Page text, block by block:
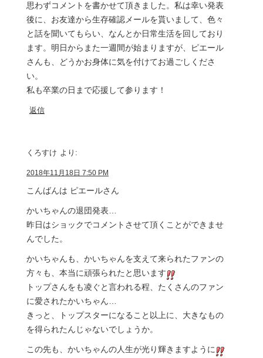
思わずコメントを書かせて頂きました。私は幸い発表
後に、お友達から生存確認メールを貰いまして、色々
と話を聞いてもらい、なんとか日常生活を回しており
ます。明日からまた一週間が始まりますが、ピエール
さんも、どうかお身体に気を付けてお過ごしくださ
い。
私も卒業の日まで応援して参ります！
返信
くろすけ より:
2018年11月18日 7:50 PM
こんばんは ピエールさん
かいちゃんの退団発表…
昨日はショックでコメントさせて頂くことができませ
んでした。
かいちゃんも、かいちゃんを支えて来られたファンの
方々も、本当に頑張られたと思います
トップさんをも凌ぐと言われる程、たくさんのファン
に愛されたかいちゃん…
きっと、トップスターになること以上に、大きなもの
を得られたんじゃないでしょうか。
この先も、かいちゃんの人生が光り輝きますように